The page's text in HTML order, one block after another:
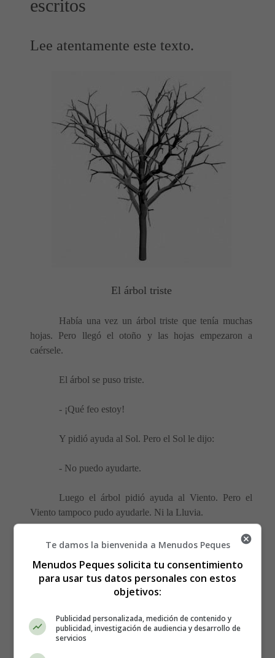
escritos
Lee atentamente este texto.
El árbol triste
Había una vez un árbol triste que tenía muchas
hojas. Pero llegó el otoño y las hojas empezaron a
caérsele.
El árbol se puso triste.
- ¡Qué feo estoy!
Y pidió ayuda al Sol. Pero el Sol le dijo:
- No puedo ayudarte.
Luego el árbol pidió ayuda al Viento. Pero el
Viento tampoco pudo ayudarle. Ni la Lluvia.
Era invierno y el árbol sin hojas tenía frío. Cada
De pronto vio a unos niños que venían por el
camino. Los niños se quedaron junto al árbol y le
colgaron hojitas de papel.
Te damos la bienvenida a Menudos Peques
Menudos Peques solicita tu consentimiento
para usar tus datos personales con estos
objetivos:
Publicidad personalizada, medición de contenido y
publicidad, investigación de audiencia y desarrollo de
servicios